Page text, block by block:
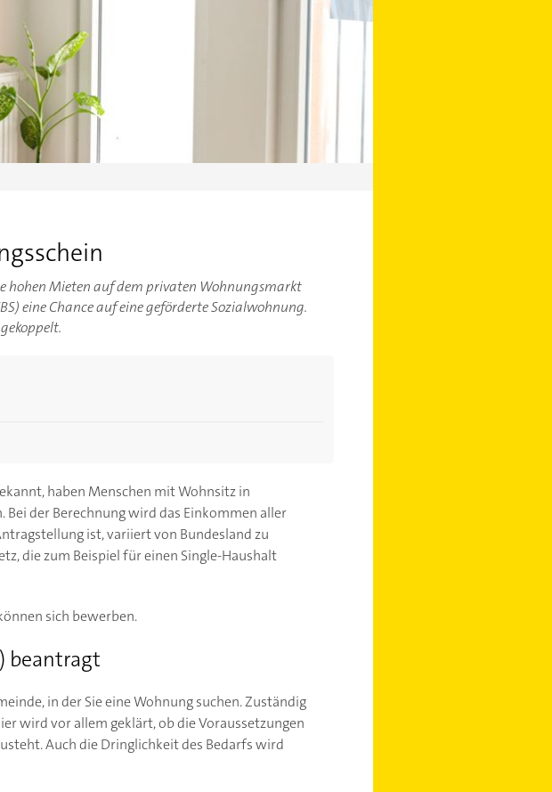
hohen Mieten auf dem privaten Wohnungsmarkt
eine Chance auf eine geförderte Sozialwohnung.
haben Menschen mit Wohnsitz in
der Berechnung wird das Einkommen aller
ist, variiert von Bundesland zu
die zum Beispiel für einen Single-Haushalt
sich bewerben.
beantragt
in der Sie eine Wohnung suchen. Zuständig
wird vor allem geklärt, ob die Voraussetzungen
Auch die Dringlichkeit des Bedarfs wird